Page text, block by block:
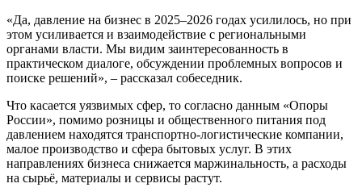
«Да, давление на бизнес в 2025–2026 годах усилилось, но при
этом усиливается и взаимодействие с региональными
органами власти. Мы видим заинтересованность в
практическом диалоге, обсуждении проблемных вопросов и
поиске решений», – рассказал собеседник.
Что касается уязвимых сфер, то согласно данным «Опоры
России», помимо розницы и общественного питания под
давлением находятся транспортно-логистические компании,
малое производство и сфера бытовых услуг. В этих
направлениях бизнеса снижается маржинальность, а расходы
на сырьё, материалы и сервисы растут.